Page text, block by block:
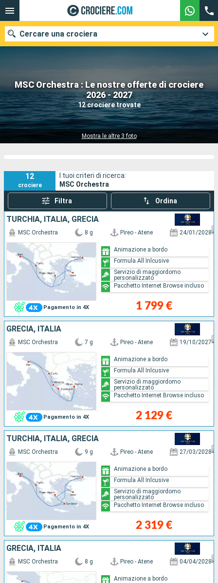
MSC Orchestra : Le nostre offerte di crociere
2026 - 2027
12 crociere trovate
Mostra le altre 3 foto
Cercare una crociera
Le nostre destinazioni
Mesi di partenza
Compagnie
12
crociere
I tuoi criteri di ricerca:
MSC Orchestra
Filtra Ordina
TURCHIA, ITALIA, GRECIA
Pagamento in 4X
MSC Orchestra 8 g Pireo - Atene 24/01/2028
1 799 €
Animazione a bordo
Formula All Inlcusive
Servizio di maggiordomo
personalizzato
Pacchetto Internet Browse incluso
GRECIA, ITALIA
Pagamento in 4X
MSC Orchestra 7 g Pireo - Atene 19/10/2027
2 129 €
Animazione a bordo
Formula All Inlcusive
Servizio di maggiordomo
personalizzato
Pacchetto Internet Browse incluso
TURCHIA, ITALIA, GRECIA
Pagamento in 4X
MSC Orchestra 9 g Pireo - Atene 27/03/2028
2 319 €
Animazione a bordo
Formula All Inlcusive
Servizio di maggiordomo
personalizzato
Pacchetto Internet Browse incluso
GRECIA, ITALIA
MSC Orchestra 8 g Pireo - Atene 04/04/2028
Animazione a bordo